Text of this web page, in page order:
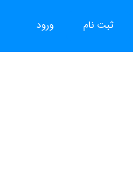
ورود ثبت نام